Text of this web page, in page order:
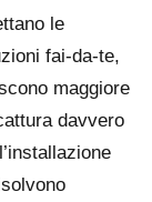
le
fai-da-te,
maggiore
davvero